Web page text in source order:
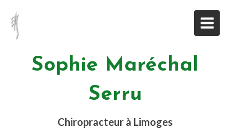
Sophie Maréchal
Serru
Chiropracteur à Limoges